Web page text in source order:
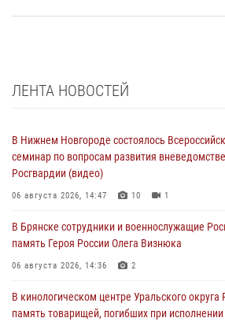
ЛЕНТА НОВОСТЕЙ
В Нижнем Новгороде состоялось
семинар по вопросам развития
Росгвардии (видео)
06 августа 2026, 14:47 10 1
В Брянске сотрудники и военнослужащие
память Героя России Олега Визнюка
06 августа 2026, 14:36 2
В кинологическом центре Уральского округа
память товарищей, погибших при исполнении